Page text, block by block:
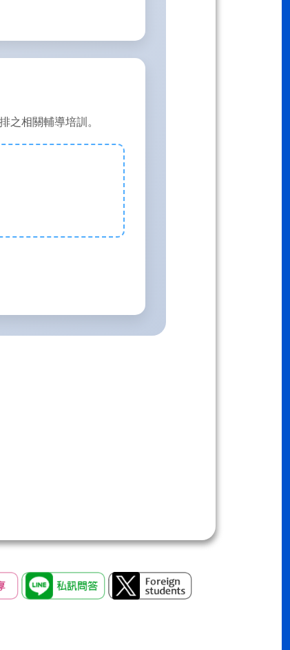
之相關輔導培訓。